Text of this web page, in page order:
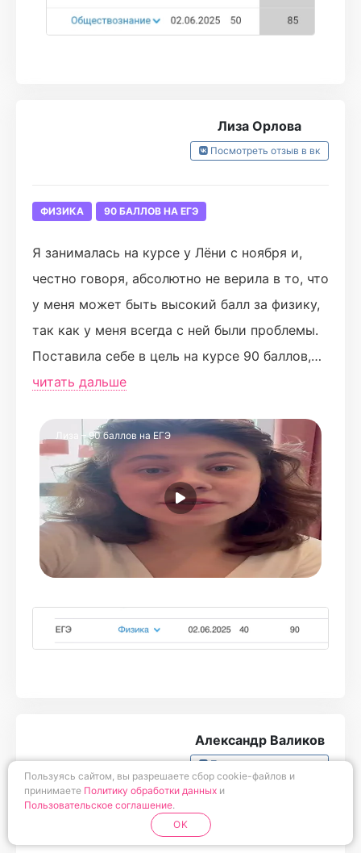
Лиза Орлова
Посмотреть отзыв в вк
ФИЗИКА 90 БАЛЛОВ НА ЕГЭ
Я занималась на курсе у Лёни с ноября и,
честно говоря, абсолютно не верила в то, что
у меня может быть высокий балл за физику,
так как у меня всегда с ней были проблемы.
Поставила себе в цель на курсе 90 баллов,
чтобы было куда стремиться, однако в такой
Однако спустя множество интересных
вебинаров, домашек, повторений, отработок
тем я сама не заметила, как неплохо
подтянула западающие темы.
Итог: получила свои заветные 90 баллов и
была в лютейшем шоке, если честно))
читать дальше
Лиза – 90 баллов на ЕГЭ
Александр Валиков
Посмотреть отзыв в вк
85 БАЛЛОВ НА ЕГЭ
Пользуясь сайтом, вы разрешаете сбор cookie-файлов и
принимаете Политику обработки данных и
Пользовательское соглашение.
OK